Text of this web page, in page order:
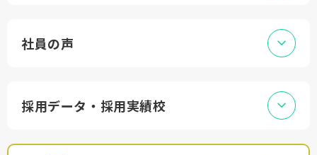
社員の声
採用データ・採用実績校